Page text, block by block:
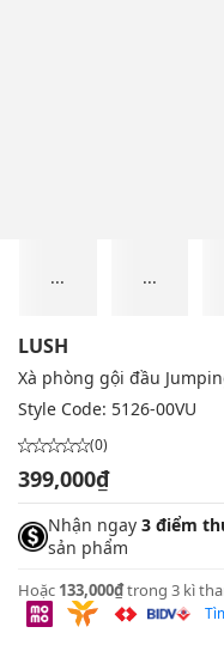
... ...
LUSH
Xà phòng gội đầu
Style Code: 5126-00VU
(0)
399,000₫
Nhận ngay 3 điểm
sản phẩm
Hoặc 133,000₫trong 3 kì